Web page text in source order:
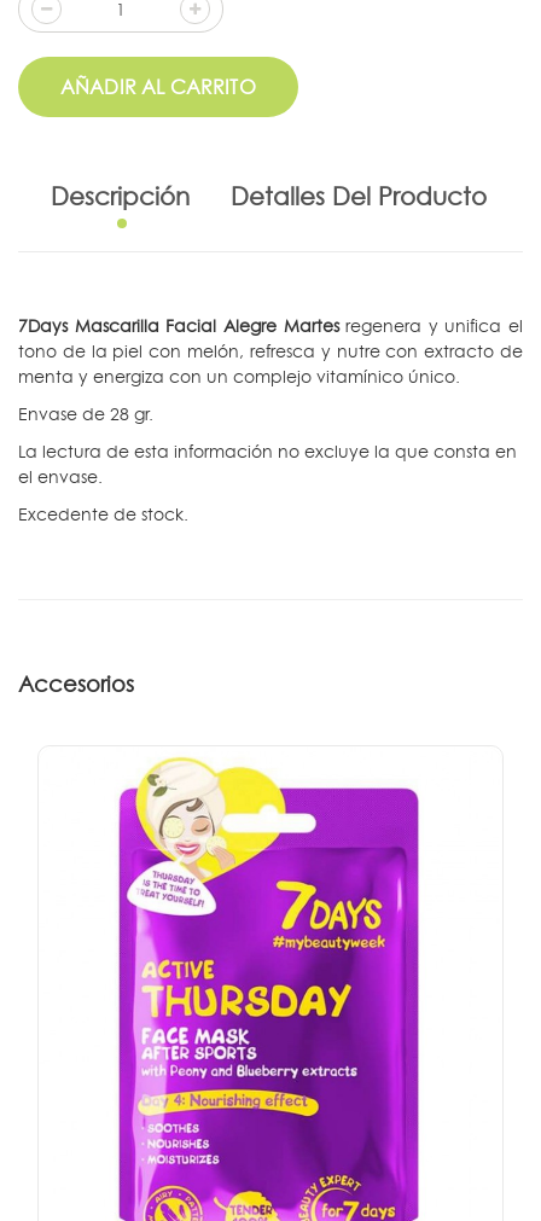
AÑADIR AL CARRITO
Descripción Detalles Del Producto
7Days Mascarilla Facial Alegre Martesregenera y unifica el
tono de la piel con melón, refresca y nutre con extracto de
menta y energiza con un complejo vitamínico único.
Envase de 28 gr.
La lectura de esta información no excluye la que consta en
el envase.
Excedente de stock.
Accesorios